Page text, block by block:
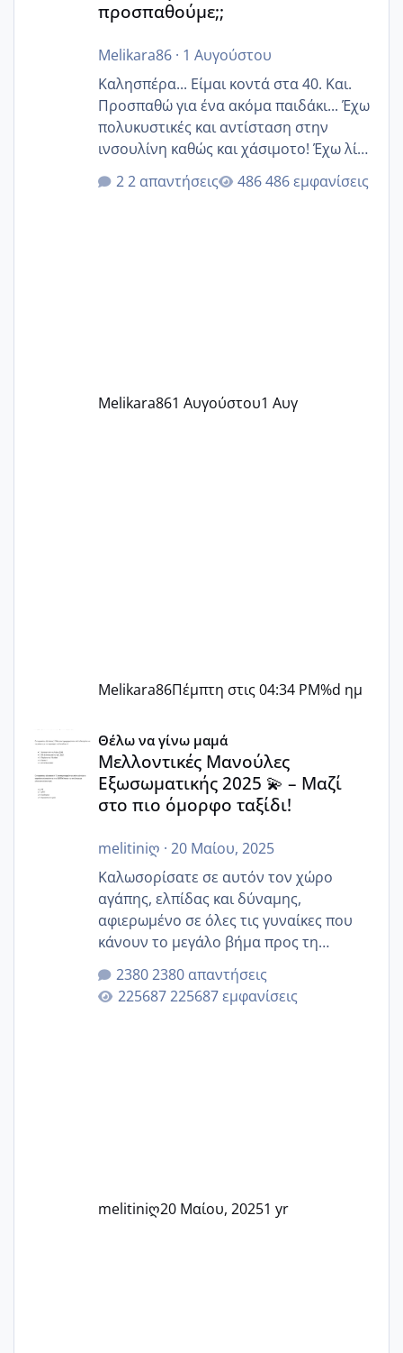
προσπαθούμε;;
Melikara86· 1 Αυγούστου
Καλησπέρα... Είμαι κοντά στα 40. Και.
Προσπαθώ για ένα ακόμα παιδάκι... Έχω
πολυκυστικές και αντίσταση στην
ινσουλίνη καθώς και χάσιμοτο! Έχω λίγα
κιλά παραπάνω και όσο κ αν προσπαθώ
δεν χάνω εύκολα! Προσπαθώ για ακόμη
2 απαντήσεις 486 εμφανίσεις
Melikara861 Αυγούστου1 Αυγ
Melikara86Πέμπτη στις 04:34 PM%d ημ
Μελλοντικές Μανούλες Εξωσωματικής 2025 💫 – Μαζί
Θέλω να γίνω μαμά
Μελλοντικές Μανούλες
Εξωσωματικής 2025 💫 – Μαζί
στο πιο όμορφο ταξίδι!
melitiniღ · 20 Μαίου, 2025
Καλωσορίσατε σε αυτόν τον χώρο
αγάπης, ελπίδας και δύναμης,
αφιερωμένο σε όλες τις γυναίκες που
κάνουν το μεγάλο βήμα προς τη
μητρότητα μέσω εξωσωματικής το 2025.
Εδώ θα μοιραστούμε αγωνίες, χαρές,
εμπειρίες και κάθε μικρή ή μεγάλη
2380 απαντήσεις
225687 εμφανίσεις
melitiniღ20 Μαίου, 20251 yr